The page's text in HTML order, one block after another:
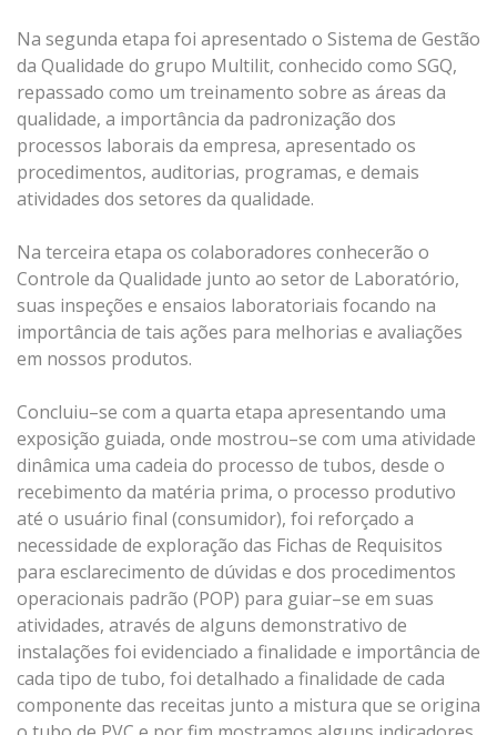
Na segunda etapa foi apresentado o Sistema de Gestão
da Qualidade do grupo Multilit, conhecido como SGQ,
repassado como um treinamento sobre as áreas da
qualidade, a importância da padronização dos
processos laborais da empresa, apresentado os
procedimentos, auditorias, programas, e demais
atividades dos setores da qualidade.
Na terceira etapa os colaboradores conhecerão o
Controle da Qualidade junto ao setor de Laboratório,
suas inspeções e ensaios laboratoriais focando na
importância de tais ações para melhorias e avaliações
em nossos produtos.
Concluiu–se com a quarta etapa apresentando uma
exposição guiada, onde mostrou–se com uma atividade
dinâmica uma cadeia do processo de tubos, desde o
recebimento da matéria prima, o processo produtivo
até o usuário final (consumidor), foi reforçado a
necessidade de exploração das Fichas de Requisitos
para esclarecimento de dúvidas e dos procedimentos
operacionais padrão (POP) para guiar–se em suas
atividades, através de alguns demonstrativo de
instalações foi evidenciado a finalidade e importância de
cada tipo de tubo, foi detalhado a finalidade de cada
componente das receitas junto a mistura que se origina